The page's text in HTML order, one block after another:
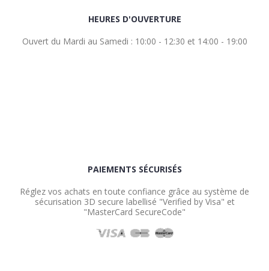
HEURES D'OUVERTURE
Ouvert du Mardi au Samedi : 10:00 - 12:30 et 14:00 - 19:00
PAIEMENTS SÉCURISÉS
Réglez vos achats en toute confiance grâce au système de
sécurisation 3D secure labellisé "Verified by Visa" et
"MasterCard SecureCode"